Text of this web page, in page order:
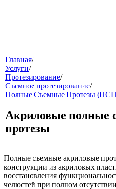
меню
Главная/
Услуги/
Протезирование/
Съемное протезирование/
Полные Съемные Протезы
Акриловые полные
протезы
Полные съемные акриловые
конструкции из акриловых
восстановления
челюстей при полном